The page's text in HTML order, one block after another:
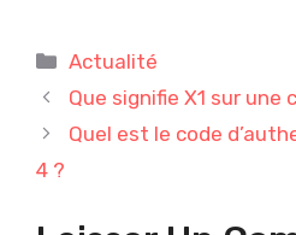
Catégories
Actualité
Que signifie X1 sur une
Quel est le code
4 ?